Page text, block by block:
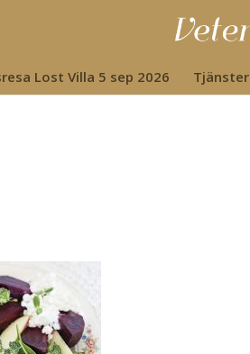
Lost Villa 5 sep 2026 Tjänster